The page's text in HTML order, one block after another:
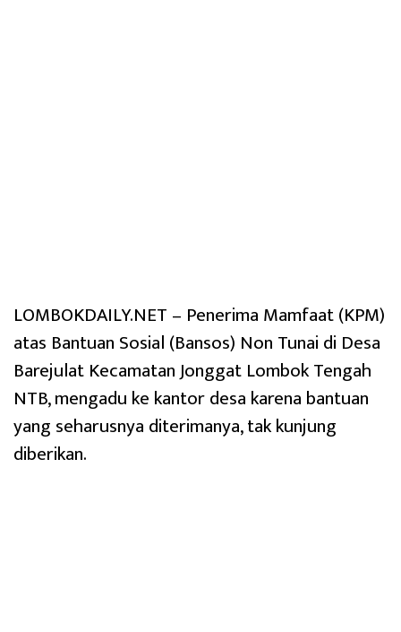
LOMBOKDAILY.NET – Penerima Mamfaat (KPM)
atas Bantuan Sosial (Bansos) Non Tunai di Desa
Barejulat Kecamatan Jonggat Lombok Tengah
NTB, mengadu ke kantor desa karena bantuan
yang seharusnya diterimanya, tak kunjung
diberikan.